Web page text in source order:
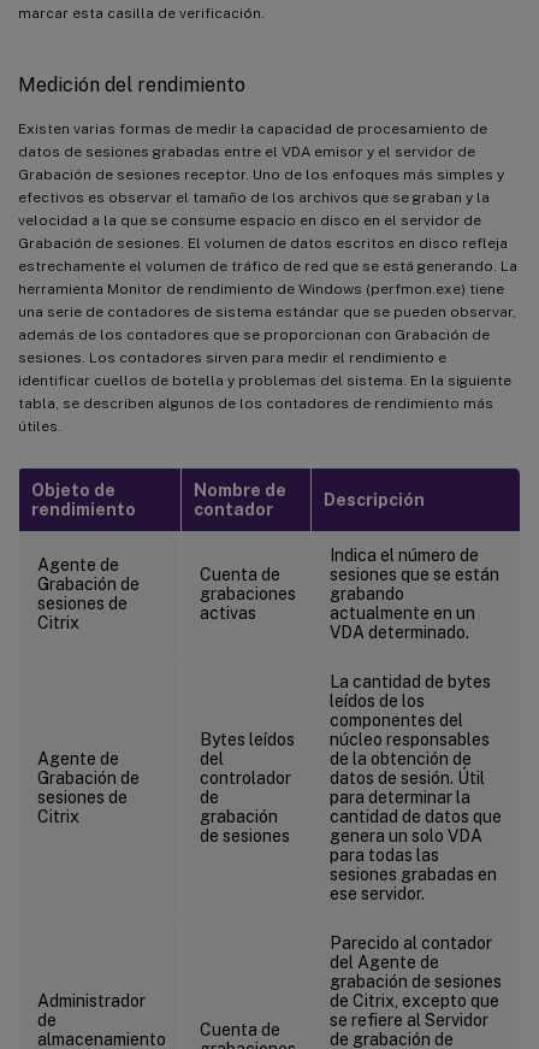
marcar esta casilla de verificación.
Medición del rendimiento
Existen varias formas de medir la capacidad de procesamiento de
datos de sesiones grabadas entre el VDA emisor y el servidor de
Grabación de sesiones receptor. Uno de los enfoques más simples y
efectivos es observar el tamaño de los archivos que se graban y la
velocidad a la que se consume espacio en disco en el servidor de
Grabación de sesiones. El volumen de datos escritos en disco refleja
estrechamente el volumen de tráfico de red que se está generando. La
herramienta Monitor de rendimiento de Windows (perfmon.exe) tiene
una serie de contadores de sistema estándar que se pueden observar,
además de los contadores que se proporcionan con Grabación de
sesiones. Los contadores sirven para medir el rendimiento e
identificar cuellos de botella y problemas del sistema. En la siguiente
tabla, se describen algunos de los contadores de rendimiento más
útiles.
Objeto de
rendimiento
Nombre de
contador
Descripción
Agente de
Grabación de
sesiones de
Citrix
Cuenta de
grabaciones
activas
Indica el número de
sesiones que se están
grabando
actualmente en un
VDA determinado.
Agente de
Grabación de
sesiones de
Citrix
Bytes leídos
del
controlador
de
grabación
de sesiones
La cantidad de bytes
leídos de los
componentes del
núcleo responsables
de la obtención de
datos de sesión. Útil
para determinar la
cantidad de datos que
genera un solo VDA
para todas las
sesiones grabadas en
ese servidor.
Administrador
de
almacenamiento
Cuenta de
Parecido al contador
del Agente de
grabación de sesiones
de Citrix, excepto que
se refiere al Servidor
de grabación de